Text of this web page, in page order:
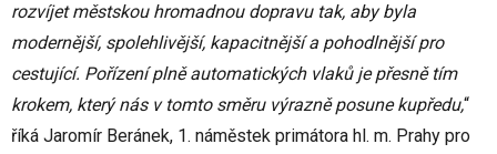
rozvíjet městskou hromadnou dopravu tak, aby byla
modernější, spolehlivější, kapacitnější a pohodlnější pro
cestující. Pořízení plně automatických vlaků je přesně tím
krokem, který nás v tomto směru výrazně posune kupředu,“
říká Jaromír Beránek, 1. náměstek primátora hl. m. Prahy pro